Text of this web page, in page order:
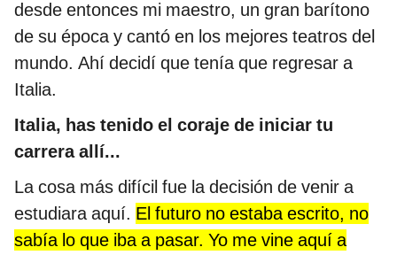
desde entonces mi maestro, un gran barítono
de su época y cantó en los mejores teatros del
mundo. Ahí decidí que tenía que regresar a
Italia.
Italia, has tenido el coraje de iniciar tu
carrera allí...
La cosa más difícil fue la decisión de venir a
estudiara aquí. El futuro no estaba escrito, no
sabía lo que iba a pasar. Yo me vine aquí a